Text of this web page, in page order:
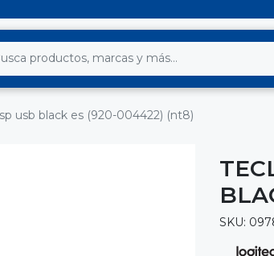
usb black es (920-004422) (nt8)
SKU: